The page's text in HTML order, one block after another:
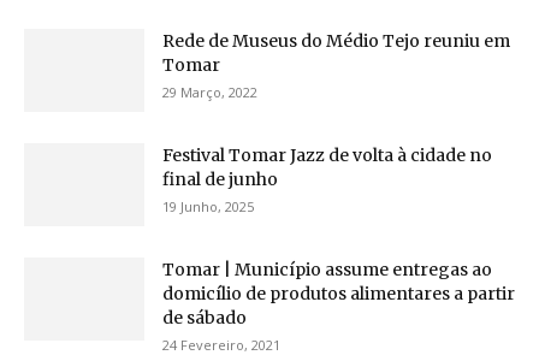
Rede de Museus do Médio Tejo reuniu em
Tomar
29 Março, 2022
Festival Tomar Jazz de volta à cidade no
final de junho
19 Junho, 2025
Tomar | Município assume entregas ao
domicílio de produtos alimentares a partir
de sábado
24 Fevereiro, 2021